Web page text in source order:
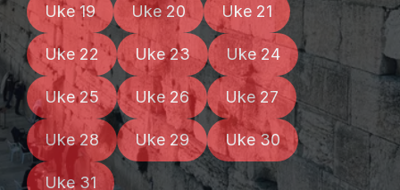
Uke 19 Uke 20 Uke 21
Uke 22 Uke 23 Uke 24
Uke 25 Uke 26 Uke 27
Uke 28 Uke 29 Uke 30
Uke 31